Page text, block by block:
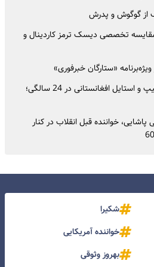
از گوگوش و پدرش
تخصصی دیسک ترمز کاردینال و
«ستارگان خبرفوری»
سفر به گذشته؛ گوگوش با تیپ و استایل افغانستانی در 24 سالگی؛
خواننده قبل انقلاب در کنار
شکیرا
خواننده آمریکایی
بهروز وثوقی